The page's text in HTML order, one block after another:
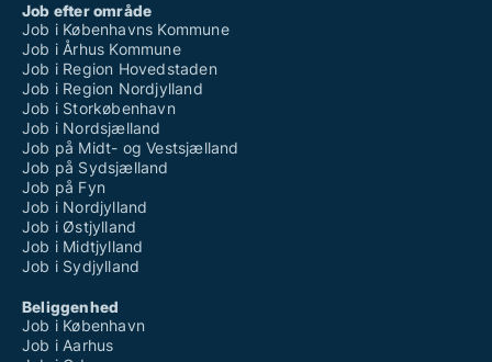
Job efter område
Job i Københavns Kommune
Job i Århus Kommune
Job i Region Hovedstaden
Job i Region Nordjylland
Job i Storkøbenhavn
Job i Nordsjælland
Job på Midt- og Vestsjælland
Job på Sydsjælland
Job på Fyn
Job i Nordjylland
Job i Østjylland
Job i Midtjylland
Job i Sydjylland
Beliggenhed
Job i København
Job i Aarhus